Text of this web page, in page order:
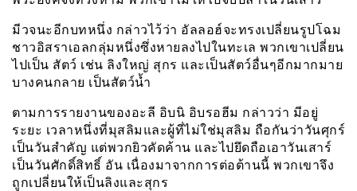
มีวจนะอีกบทหนึ่ง กล่าวไว้ว่า อัลลอฮ์จะทรงเปลี่ยนรูปโฉม
ชาวอิสราเอลกลุ่มหนึ่งซึ่งหายลงไปในทะเล พวกเขาเปลี่ยน
ไปเป็น สัตว์ เช่น ลิงใหญ่ สุกร และเป็นสัตว์อื่นๆอีกมากมาย
บางคนกลาย เป็นสัตว์น้ำ
ตามการรายงานของอะลี อิบนิ อิบรอฮีม กล่าวว่า มีอยู่
ระยะ เวลาหนึ่งที่มุสลิมและผู้ที่ไม่ใช่มุสลิม ถือกันว่าวันศุกร์
เป็นวันสำคัญ แต่พวกยิวคัดค้าน และไปยึดถือเอาวันเสาร์
เป็นวันศักดิ์สิทธิ์ อัน เนื่องมาจากการต่อต้านนี้ พวกเขาจึง
ถูกเปลี่ยนให้เป็นลิงและสุกร